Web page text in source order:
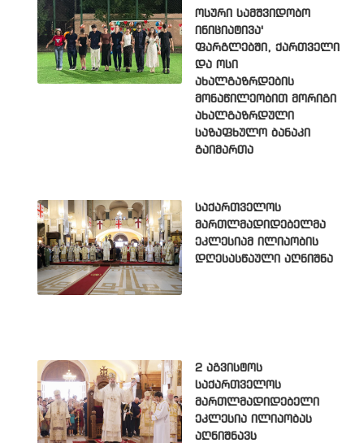
ოსური სამშვიდობო
ინიციატივა'
ფარგლებში, ქართველი
და ოსი
ახალგაზრდების
მონაწილეობით მორიგი
ახალგაზრდული
საზაფხულო ბანაკი
გაიმართა
საქართველოს
მართლმადიდებელმა
ეკლესიამ ილიაობის
დღესასწაული აღნიშნა
2 აგვისტოს
საქართველოს
მართლმადიდებელი
ეკლესია ილიაობას
აღნიშნავს